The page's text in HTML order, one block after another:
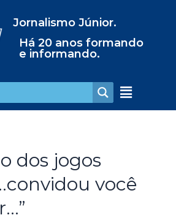
Jornalismo Júnior.
Há 20 anos formando
e informando.
dos jogos
você